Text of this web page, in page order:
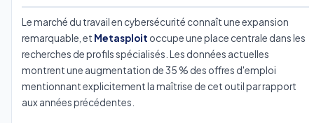
Le marché du travail en cybersécurité connaît une expansion
remarquable, et Metasploit occupe une place centrale dans les
recherches de profils spécialisés. Les données actuelles
montrent une augmentation de 35 % des offres d'emploi
mentionnant explicitement la maîtrise de cet outil par rapport
aux années précédentes.